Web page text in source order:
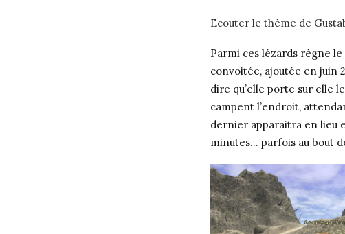
Ecouter le thème de
Parmi ces lézards règne
convoitée, ajoutée en juin
dire qu’elle porte sur elle
campent l’endroit,
dernier apparaitra en lieu
minutes… parfois au bout